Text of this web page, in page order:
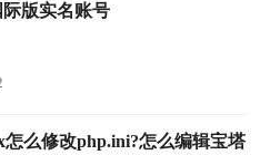
际版实名账号
怎么修改php.ini?怎么编辑宝塔